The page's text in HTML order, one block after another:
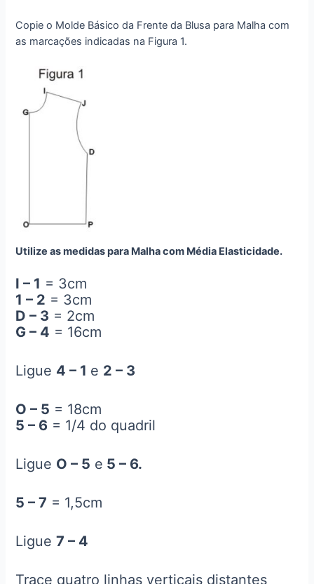
Copie o Molde Básico da Frente da Blusa para Malha com
as marcações indicadas na Figura 1.
Utilize as medidas para Malha com Média Elasticidade.
I – 1 = 3cm
1 – 2 = 3cm
D – 3 = 2cm
G – 4 = 16cm
Ligue 4 – 1 e 2 – 3
O – 5 = 18cm
5 – 6 = 1/4 do quadril
Ligue O – 5 e 5 – 6.
5 – 7 = 1,5cm
Ligue7 – 4
Trace quatro linhas verticais distantes